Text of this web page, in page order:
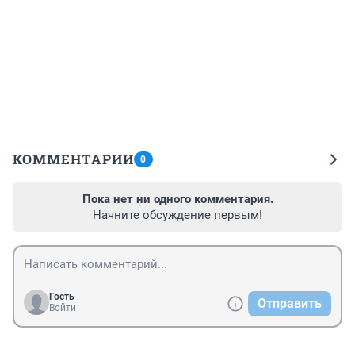
КОММЕНТАРИИ 0
Пока нет ни одного комментария.
Начните обсуждение первым!
Гость
Войти
Отправить